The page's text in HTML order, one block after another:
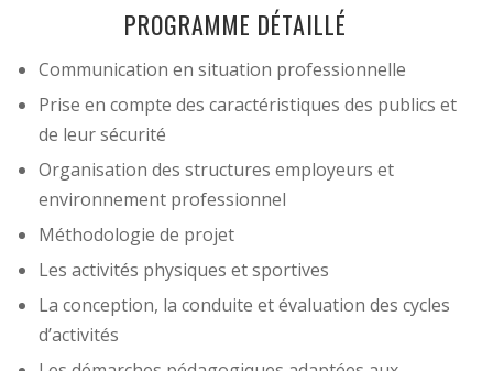
PROGRAMME DÉTAILLÉ
Communication en situation professionnelle
Prise en compte des caractéristiques des publics et
de leur sécurité
Organisation des structures employeurs et
environnement professionnel
Méthodologie de projet
Les activités physiques et sportives
La conception, la conduite et évaluation des cycles
d’activités